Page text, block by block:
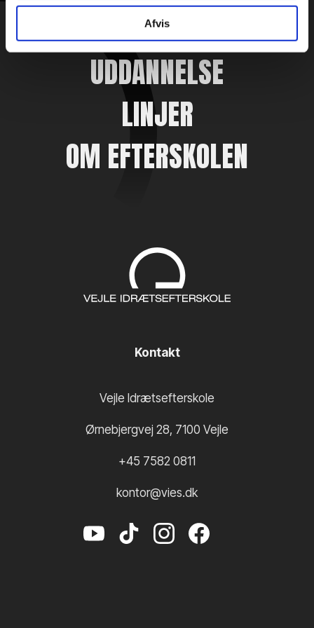
Afvis
Kontakt
Vejle Idrætsefterskole
Ørnebjergvej 28, 7100 Vejle
+45 7582 0811
kontor@vies.dk
EFTERSKOLELIV
UDDANNELSE
LINJER
OM EFTERSKOLEN